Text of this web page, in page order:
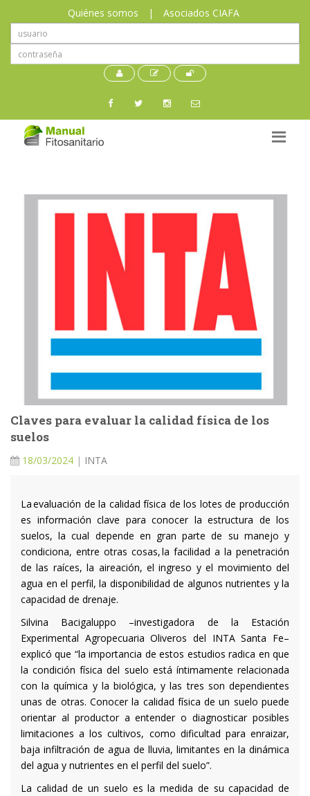
Quiénes somos | Asociados CIAFA
Claves para evaluar la calidad física de los
suelos
18/03/2024 | INTA
La evaluación de la calidad física de los lotes de producción
es información clave para conocer la estructura de los
suelos, la cual depende en gran parte de su manejo y
condiciona, entre otras cosas, la facilidad a la penetración
de las raíces, la aireación, el ingreso y el movimiento del
agua en el perfil, la disponibilidad de algunos nutrientes y la
capacidad de drenaje.
Silvina Bacigaluppo –investigadora de la Estación
Experimental Agropecuaria Oliveros del INTA Santa Fe–
explicó que “la importancia de estos estudios radica en que
la condición física del suelo está íntimamente relacionada
con la química y la biológica, y las tres son dependientes
unas de otras. Conocer la calidad física de un suelo puede
orientar al productor a entender o diagnosticar posibles
limitaciones a los cultivos, como dificultad para enraizar,
baja infiltración de agua de lluvia, limitantes en la dinámica
del agua y nutrientes en el perfil del suelo”.
La calidad de un suelo es la medida de su capacidad de